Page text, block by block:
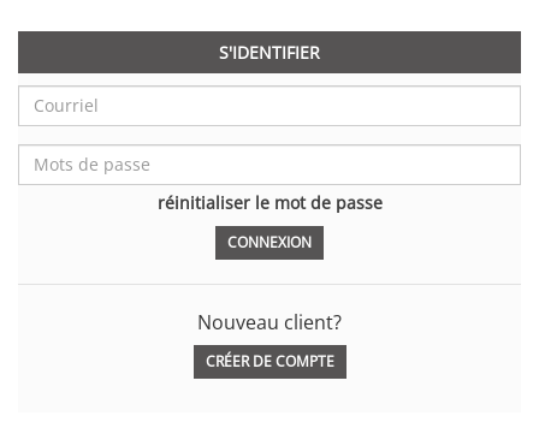
S'IDENTIFIER
réinitialiser le mot de passe
Nouveau client?
CRÉER DE COMPTE